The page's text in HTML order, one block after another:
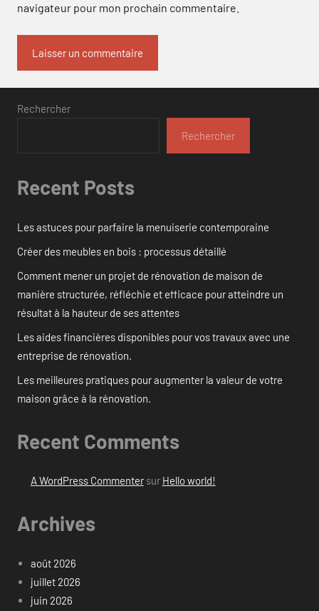
navigateur pour mon prochain commentaire.
Rechercher
Rechercher
Recent Posts
Les astuces pour parfaire la menuiserie contemporaine
Créer des meubles en bois : processus détaillé
Comment mener un projet de rénovation de maison de
manière structurée, réfléchie et efficace pour atteindre un
résultat à la hauteur de ses attentes
Les aides financières disponibles pour vos travaux avec une
entreprise de rénovation.
Les meilleures pratiques pour augmenter la valeur de votre
maison grâce à la rénovation.
Recent Comments
A WordPress Commentersur Hello world!
Archives
août 2026
juillet 2026
juin 2026